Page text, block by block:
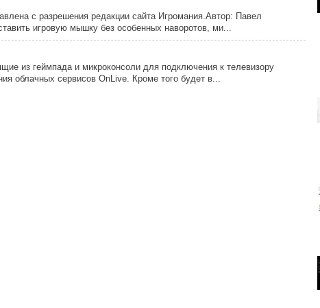
с разрешения редакции сайта Игромания.Автор: Павел
игровую мышку без особенных наворотов, ми...
из геймпада и микроконсоли для подключения к телевизору
облачных сервисов OnLive. Кроме того будет в...